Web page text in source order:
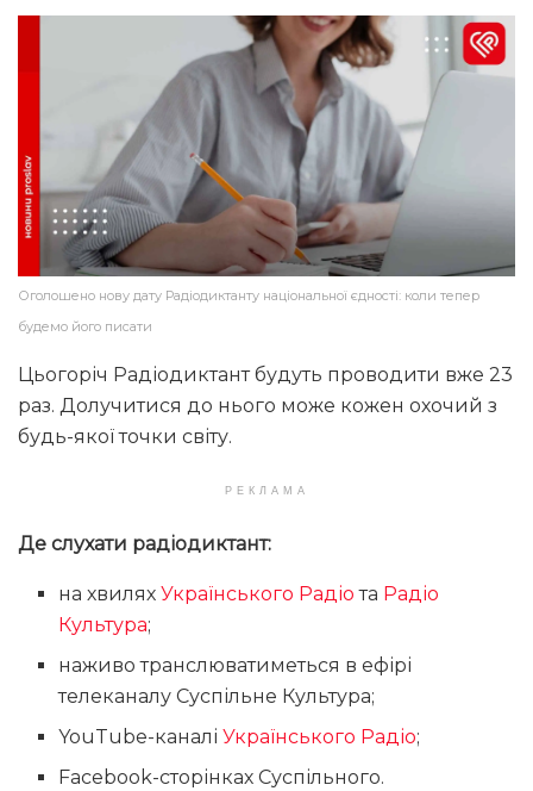
Оголошено нову дату Радіодиктанту національної єдності: коли тепер
будемо його писати
Цьогоріч Радіодиктант будуть проводити вже 23
раз. Долучитися до нього може кожен охочий з
будь-якої точки світу.
РЕКЛАМА
Де слухати радіодиктант:
на хвиляхУкраїнського Радіо та Радіо
Культура;
наживо транслюватиметься в ефірі
телеканалу Суспільне Культура;
YouTube-каналіУкраїнського Радіо;
Facebook-сторінках Суспільного.